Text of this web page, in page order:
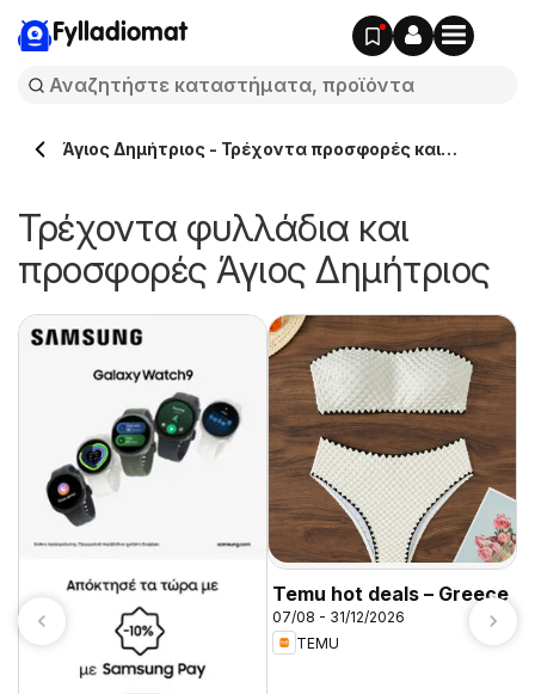
Fylladiomat
Άγιος Δημήτριος - Τρέχοντα προσφορές και
Τρέχοντα φυλλάδια και
προσφορές Άγιος Δημήτριος
Temu hot deals – Greece
07/08 - 31/12/2026
TEMU